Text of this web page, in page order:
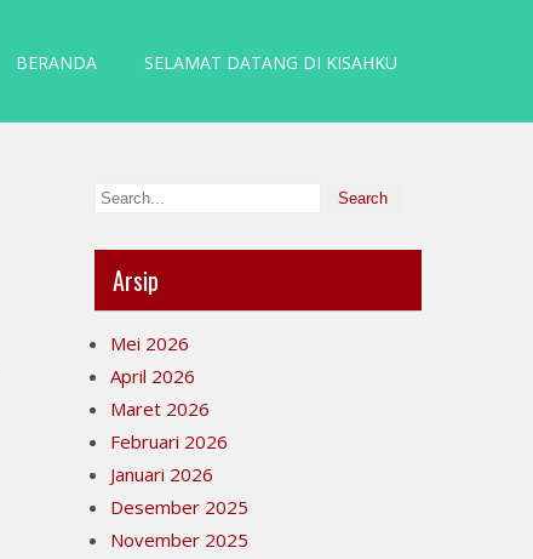
BERANDA SELAMAT DATANG DI KISAHKU
Arsip
Mei 2026
April 2026
Maret 2026
Februari 2026
Januari 2026
Desember 2025
November 2025